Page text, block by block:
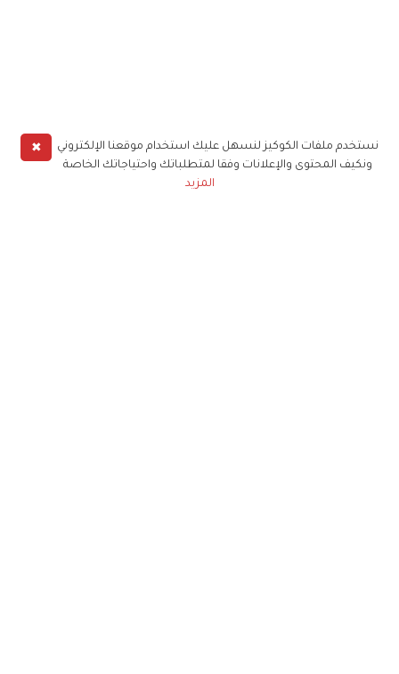
✖
نستخدم ملفات الكوكيز لنسهل عليك استخدام موقعنا الإلكتروني
ونكيف المحتوى والإعلانات وفقا لمتطلباتك واحتياجاتك الخاصة
المزيد